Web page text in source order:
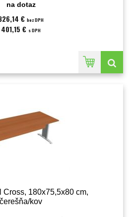
na dotaz
€ bez DPH
401,15 € s DPH
Cross, 180x75,5x80 cm,
čerešňa/kov